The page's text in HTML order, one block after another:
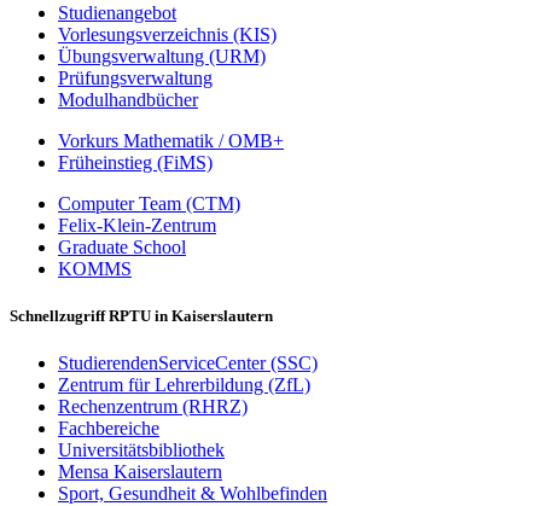
Studienangebot
Vorlesungsverzeichnis (KIS)
Übungsverwaltung (URM)
Prüfungsverwaltung
Modulhandbücher
Vorkurs Mathematik / OMB+
Früheinstieg (FiMS)
Computer Team (CTM)
Felix-Klein-Zentrum
Graduate School
KOMMS
Schnellzugriff RPTU in Kaiserslautern
StudierendenServiceCenter (SSC)
Zentrum für Lehrerbildung (ZfL)
Rechenzentrum (RHRZ)
Fachbereiche
Universitätsbibliothek
Mensa Kaiserslautern
Sport, Gesundheit & Wohlbefinden